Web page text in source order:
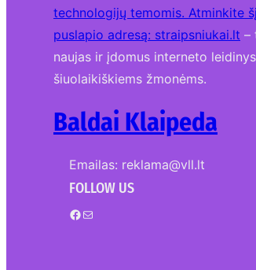
technologijų temomis. Atminkite šį
puslapio adresą: straipsniukai.lt –
naujas ir įdomus interneto
šiuolaikiškiems žmonėms.
Baldai Klaipeda
Emailas: reklama@vll.lt
FOLLOW US
Facebook Mail